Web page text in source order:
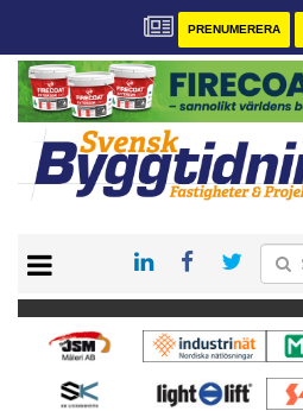
PRENUMERERA
PRENUMERERA
VÅRA ANDRA MAGASIN
ANNONSERA